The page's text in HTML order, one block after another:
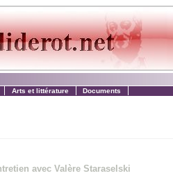
Arts et littérature Documents
avec Valère Staraselski